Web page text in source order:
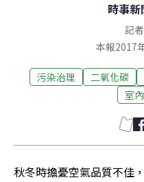
時事新
記者
本報2017
污染治理 二氧化碳
室
秋冬時擔憂空氣品質不佳